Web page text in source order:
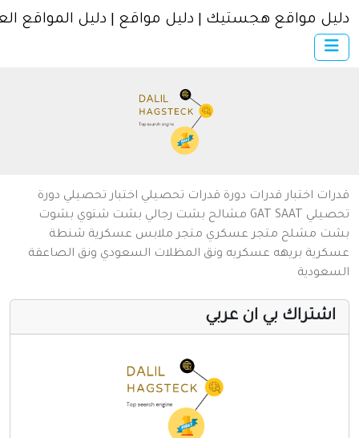
× الرئيسية
اتصل بنا
تسجيل
دخول
سياسة الخصوصية
شروط الاستخدام
كمبيوتر وبرامج
إنترنت وشبكات
الأسرة والترفيه
مواقع طبيه
مواقع هجستيك | دليل مواقع | دليل المواقع العربية
اختبار قدرات دورة قدرات تحصيلي اختبار تحصيلي دورة
SAAT
GAT مشالح بشت رجالي بشت شتوي بشوت
مشلح متجر عسكري متجر ملابس عسكرية شنطة
بريهه عسكريه ونق المظلات السعودي ونق الصاعقة
بي ان عربي